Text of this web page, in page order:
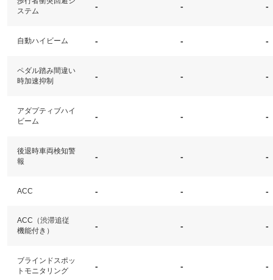
ステム
- - -
自動ハイビーム - - -
ペダル踏み間違い
時加速抑制
- - -
アダプティブハイ
ビーム
- - -
後退時車両検知警
報
- - -
ACC - - -
ACC（渋滞追従
機能付き）
- - -
ブラインドスポッ
トモニタリング
- - -